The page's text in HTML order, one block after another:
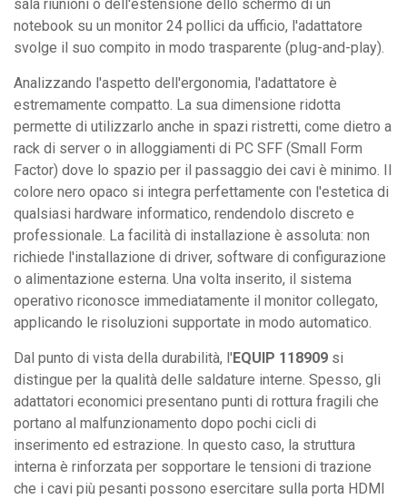
sala riunioni o dell'estensione dello schermo di un
notebook su un monitor 24 pollici da ufficio, l'adattatore
svolge il suo compito in modo trasparente (plug-and-play).
Analizzando l'aspetto dell'ergonomia, l'adattatore è
estremamente compatto. La sua dimensione ridotta
permette di utilizzarlo anche in spazi ristretti, come dietro a
rack di server o in alloggiamenti di PC SFF (Small Form
Factor) dove lo spazio per il passaggio dei cavi è minimo. Il
colore nero opaco si integra perfettamente con l'estetica di
qualsiasi hardware informatico, rendendolo discreto e
professionale. La facilità di installazione è assoluta: non
richiede l'installazione di driver, software di configurazione
o alimentazione esterna. Una volta inserito, il sistema
operativo riconosce immediatamente il monitor collegato,
applicando le risoluzioni supportate in modo automatico.
Dal punto di vista della durabilità, l'EQUIP 118909 si
distingue per la qualità delle saldature interne. Spesso, gli
adattatori economici presentano punti di rottura fragili che
portano al malfunzionamento dopo pochi cicli di
inserimento ed estrazione. In questo caso, la struttura
interna è rinforzata per sopportare le tensioni di trazione
che i cavi più pesanti possono esercitare sulla porta HDMI